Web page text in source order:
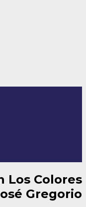
Los Colores
Gregorio